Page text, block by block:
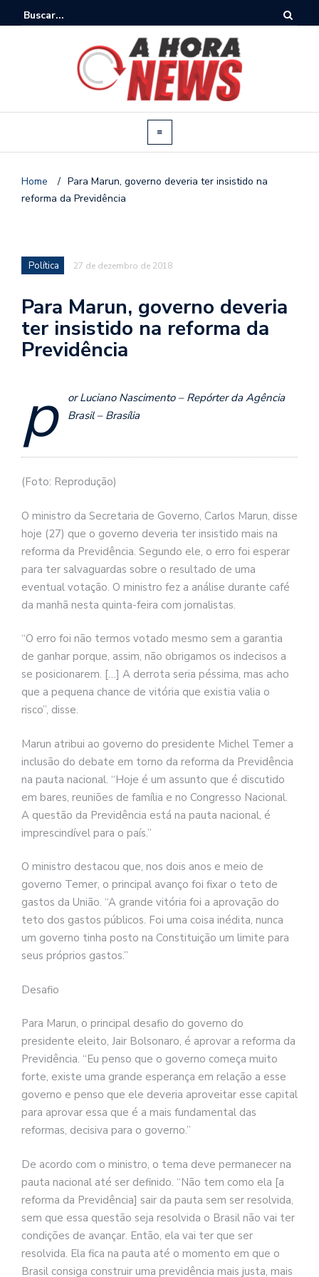
Home / Para Marun, governo deveria ter insistido na
reforma da Previdência
Política 27 de dezembro de 2018
Para Marun, governo deveria
ter insistido na reforma da
Previdência
p
or Luciano Nascimento – Repórter da Agência
Brasil – Brasília
(Foto: Reprodução)
O ministro da Secretaria de Governo, Carlos Marun, disse
hoje (27) que o governo deveria ter insistido mais na
reforma da Previdência. Segundo ele, o erro foi esperar
para ter salvaguardas sobre o resultado de uma
eventual votação. O ministro fez a análise durante café
da manhã nesta quinta-feira com jornalistas.
“O erro foi não termos votado mesmo sem a garantia
de ganhar porque, assim, não obrigamos os indecisos a
se posicionarem. […] A derrota seria péssima, mas acho
que a pequena chance de vitória que existia valia o
risco”, disse.
Marun atribui ao governo do presidente Michel Temer a
inclusão do debate em torno da reforma da Previdência
na pauta nacional. “Hoje é um assunto que é discutido
em bares, reuniões de família e no Congresso Nacional.
A questão da Previdência está na pauta nacional, é
imprescindível para o país.”
O ministro destacou que, nos dois anos e meio de
governo Temer, o principal avanço foi fixar o teto de
gastos da União. “A grande vitória foi a aprovação do
teto dos gastos públicos. Foi uma coisa inédita, nunca
um governo tinha posto na Constituição um limite para
seus próprios gastos.”
Desafio
Para Marun, o principal desafio do governo do
presidente eleito, Jair Bolsonaro, é aprovar a reforma da
Previdência. “Eu penso que o governo começa muito
forte, existe uma grande esperança em relação a esse
governo e penso que ele deveria aproveitar esse capital
para aprovar essa que é a mais fundamental das
reformas, decisiva para o governo.”
De acordo com o ministro, o tema deve permanecer na
pauta nacional até ser definido. “Não tem como ela [a
reforma da Previdência] sair da pauta sem ser resolvida,
sem que essa questão seja resolvida o Brasil não vai ter
condições de avançar. Então, ela vai ter que ser
resolvida. Ela fica na pauta até o momento em que o
Brasil consiga construir uma previdência mais justa, mais